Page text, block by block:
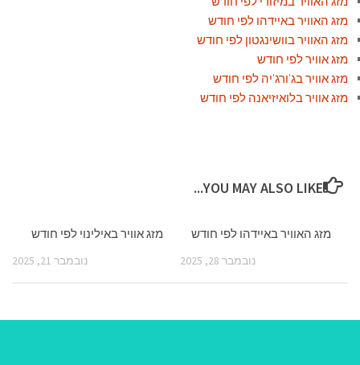
מזג האוויר באיידהו לפי חודש
מזג האוויר בוושינגטון לפי חודש
מזג אוויר לפי חודש
מזג אוויר בג'ורג'יה לפי חודש
מזג אוויר בלואיזיאנה לפי חודש
YOU MAY ALSO LIKE...
מזג אוויר באילינוי לפי חודש
נובמבר 21, 2025
מזג האוויר באיידהו לפי חודש
נובמבר 28, 2025